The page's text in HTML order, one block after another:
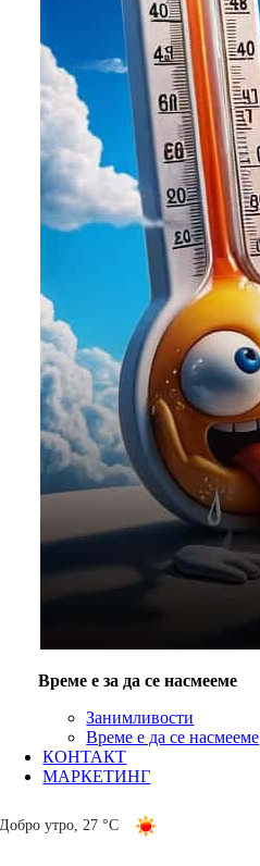
Време е за да се насмееме
Занимливости
Време е да се насмееме
КОНТАКТ
МАРКЕТИНГ
Добро утро,27 °C